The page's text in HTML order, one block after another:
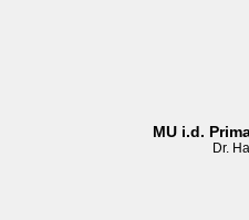
MU i.d.
Dr.